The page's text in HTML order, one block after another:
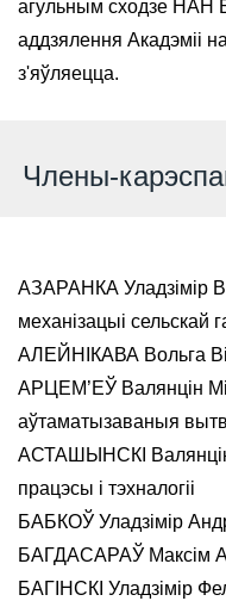
агульным сходзе НАН
аддзялення Акадэміі
з'яўляецца.
Члены-
АЗАРАНКА Уладзімір
механізацыі сельскай
АЛЕЙНІКАВА Вольга
АРЦЕМ’ЕЎ Валянцін
аўтаматызаваныя
АСТАШЫНСКІ Валянцін
працэсы і тэхналогіі
БАБКОЎ Уладзімір
БАГДАСАРАЎ Максім
БАГІНСКІ Уладзімір